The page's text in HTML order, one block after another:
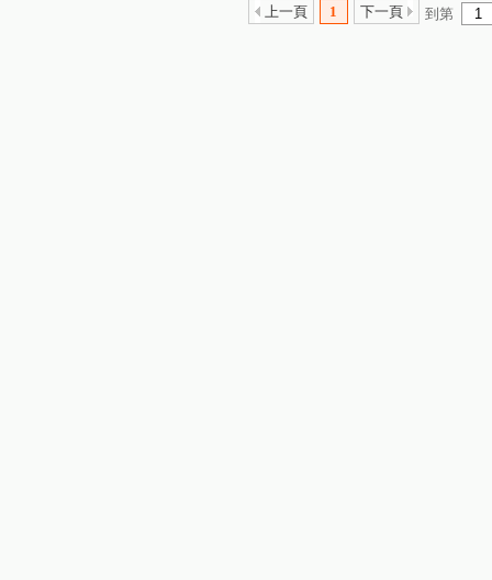
上一頁 1 下一頁 到第